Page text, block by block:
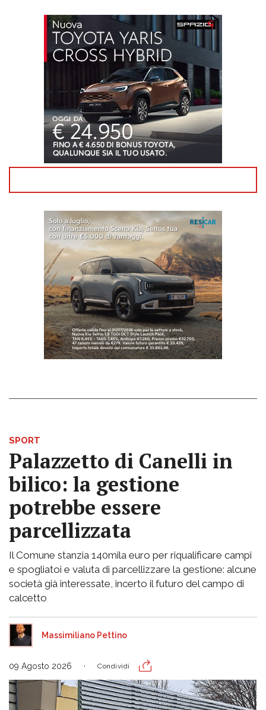
SPORT
Palazzetto di Canelli in
bilico: la gestione
potrebbe essere
parcellizzata
Il Comune stanzia 140mila euro per riqualificare campi
e spogliatoi e valuta di parcellizzare la gestione: alcune
società già interessate, incerto il futuro del campo di
calcetto
Massimiliano Pettino
09 Agosto 2026 Condividi